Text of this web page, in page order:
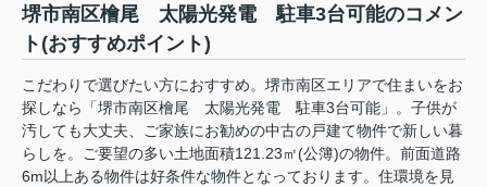
堺市南区檜尾 太陽光発電 駐車3台可能のコメン
ト(おすすめポイント)
こだわりで選びたい方におすすめ。堺市南区エリアで住まいをお
探しなら「堺市南区檜尾 太陽光発電 駐車3台可能」。子供が
汚しても大丈夫、ご家族にお勧めの中古の戸建て物件で新しい暮
らしを。ご要望の多い土地面積121.23㎡(公簿)の物件。前面道路
6m以上ある物件は好条件な物件となっております。住環境を見